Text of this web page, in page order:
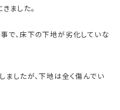
ました。
で、床下の下地が劣化していな
したが、下地は全く傷んでい